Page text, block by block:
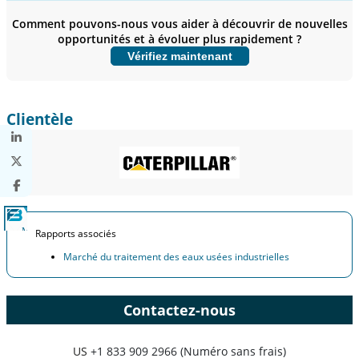
Personnaliser maintenant
Comment pouvons-nous vous aider à découvrir de nouvelles
opportunités et à évoluer plus rapidement ?
Vérifiez maintenant
Clientèle
Rapports associés
Marché du traitement des eaux usées industrielles
Contactez-nous
US +1 833 909 2966 (Numéro sans frais)